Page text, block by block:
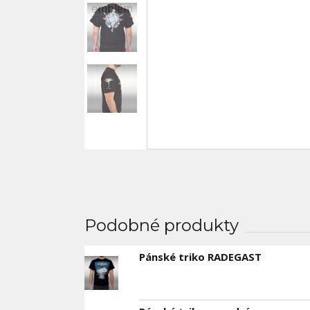
Podobné produkty
Pánské triko RADEGAST